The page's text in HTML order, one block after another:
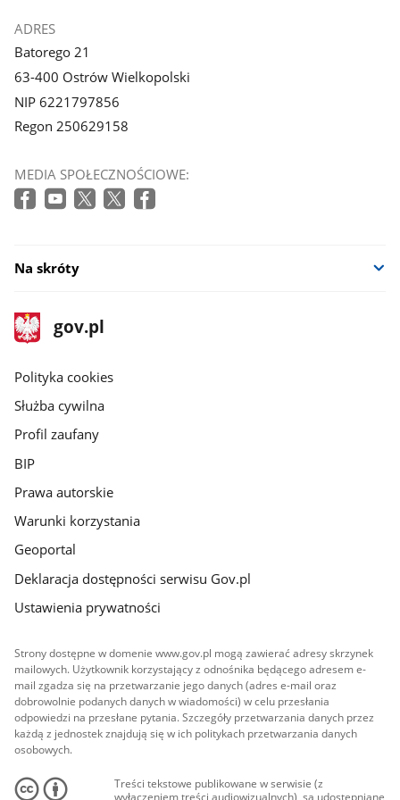
ADRES
Batorego 21
63-400 Ostrów Wielkopolski
NIP 6221797856
Regon 250629158
MEDIA SPOŁECZNOŚCIOWE:
Na skróty
stopka
gov.pl
Strona
gov.pl
gov.pl
Polityka cookies
Służba cywilna
Profil zaufany
BIP
Prawa autorskie
Warunki korzystania
Geoportal
Deklaracja dostępności serwisu Gov.pl
Ustawienia prywatności
Strony dostępne w domenie www.gov.pl mogą zawierać adresy skrzynek
mailowych. Użytkownik korzystający z odnośnika będącego adresem e-
mail zgadza się na przetwarzanie jego danych (adres e-mail oraz
dobrowolnie podanych danych w wiadomości) w celu przesłania
odpowiedzi na przesłane pytania. Szczegóły przetwarzania danych przez
każdą z jednostek znajdują się w ich politykach przetwarzania danych
osobowych.
Treści tekstowe publikowane w serwisie (z
wyłączeniem treści audiowizualnych), są udostępniane